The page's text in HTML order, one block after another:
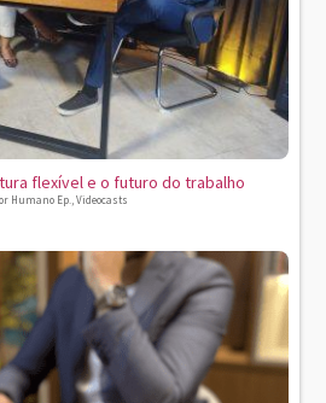
flexível e o futuro do trabalho
Humano Ep. Videocasts